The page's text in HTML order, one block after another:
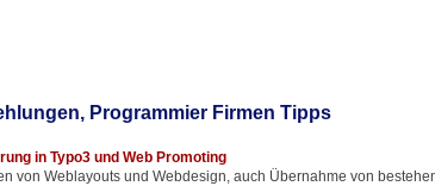
Programmier Firmen Tipps
in Typo3 und Web Promoting
von Weblayouts und Webdesign, auch Übernahme von